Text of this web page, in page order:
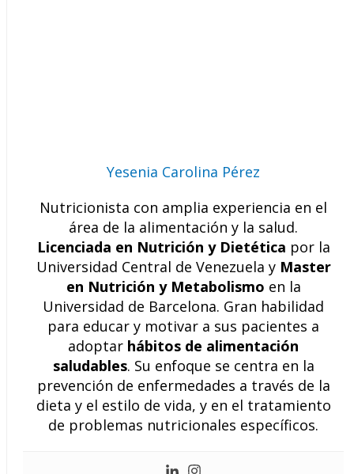
Yesenia Carolina Pérez
Nutricionista con amplia experiencia en el
área de la alimentación y la salud.
Licenciada en Nutrición y Dietética por la
Universidad Central de Venezuela y Master
en Nutrición y Metabolismo en la
Universidad de Barcelona. Gran habilidad
para educar y motivar a sus pacientes a
adoptar hábitos de alimentación
saludables. Su enfoque se centra en la
prevención de enfermedades a través de la
dieta y el estilo de vida, y en el tratamiento
de problemas nutricionales específicos.